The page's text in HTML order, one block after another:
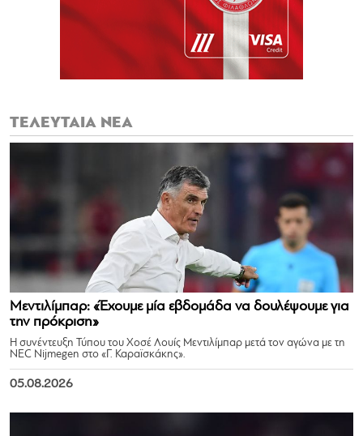
ΤΕΛΕΥΤΑΙΑ ΝΕΑ
Μεντιλίμπαρ: «Έχουμε μία εβδομάδα να δουλέψουμε για
την πρόκριση»
Η συνέντευξη Τύπου του Χοσέ Λουίς Μεντιλίμπαρ μετά τον αγώνα με τη
NEC Nijmegen στο «Γ. Καραϊσκάκης».
05.08.2026